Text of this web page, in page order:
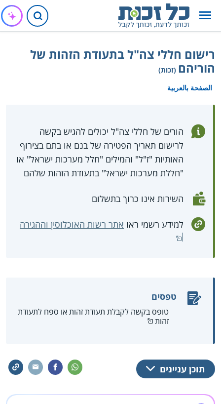
רישום חללי צה"ל בתעודת הזהות של
הוריהם (זכות)
الصفحة بالعربية
הורים של חללי צה"ל יכולים להגיש בקשה
לרישום תאריך הפטירה של בנם או בתם בצירוף
האותיות "ז"ל" והמילים "חלל מערכות ישראל" או
"חללת מערכות ישראל" בתעודת הזהות שלהם
השירות אינו כרוך בתשלום
למידע רשמי ראו אתר רשות האוכלוסין וההגירה
טפסים
טופס בקשה לקבלת תעודת זהות או ספח לתעודת
זהות
תוכן עניינים